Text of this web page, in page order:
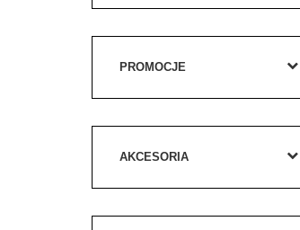
PROMOCJE
AKCESORIA